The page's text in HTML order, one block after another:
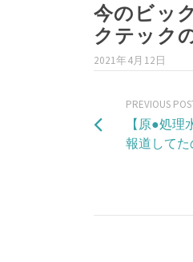
今のビッ
クテック
2021年4月12日
PREVIOUS
【原●処
報道して